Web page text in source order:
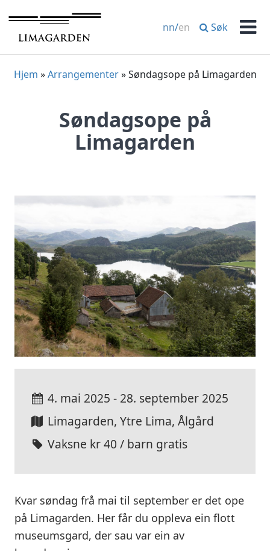
til
innhold
nn/en Søk
Hjem »Arrangementer»Søndagsope på Limagarden
Søndagsope på
Limagarden
4. mai 2025 - 28. september 2025
Limagarden, Ytre Lima, Ålgård
Vaksne kr 40 / barn gratis
Kvar søndag frå mai til september er det ope
på Limagarden. Her får du oppleva ein flott
museumsgard, der sau var ein av